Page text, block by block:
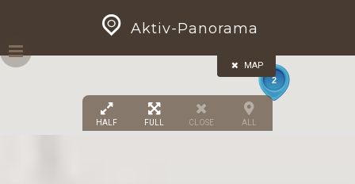
content
Aktiv-Panorama
MAP
2
HALF FULL CLOSE ALL